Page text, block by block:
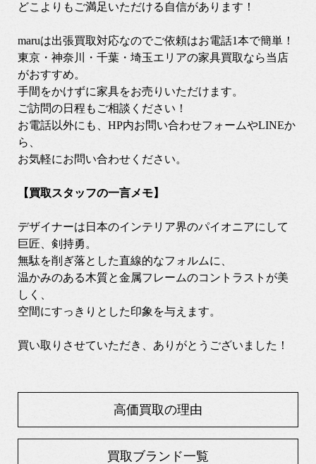
どこよりもご満足いただける自信があります！
maruは出張買取対応なのでご依頼はお電話1本で簡単！
東京・神奈川・千葉・埼玉エリアの家具買取なら当店
がおすすめ。
手間をかけずに家具をお売りいただけます。
ご訪問の日程もご相談ください！
お電話以外にも、HP内お問い合わせフォームやLINEか
ら、
お気軽にお問い合わせください。
【買取スタッフの一言メモ】
デザイナーは日本のインテリア界のパイオニアにして
巨匠、剣持勇。
無駄を削ぎ落とした直線的なフォルムに、
温かみのある木質と金属フレームのコントラストが美
しく、
空間にすっきりとした印象を与えます。
買い取りさせていただき、ありがとうございました！
高価買取の理由
買取ブランド一覧